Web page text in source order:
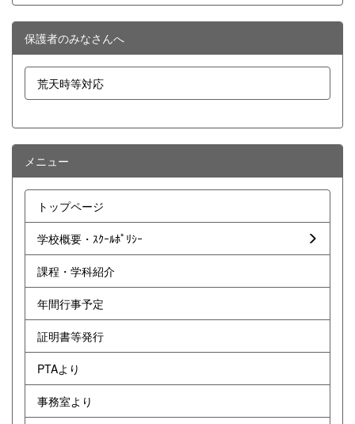
保護者のみなさんへ
荒天時等対応
メニュー
トップページ
学校概要・ｽｸｰﾙﾎﾟﾘｼｰ
課程・学科紹介
年間行事予定
証明書等発行
PTAより
事務室より